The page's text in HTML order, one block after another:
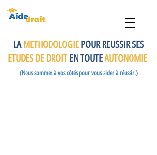
LAMETHODOLOGIE POUR REUSSIR SES
ETUDES DE DROITEN TOUTEAUTONOMIE
(Nous sommes à vos côtés pour vous aider à réussir.)